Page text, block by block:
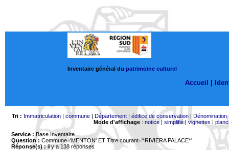
Inventaire général du patrimoine culturel
Accueil |
Tri : Immatriculation| commune| Département| édifice de conservation| Dénomination
Mode d'affichage: notice| simplifié|vignettes |
Service : Base Inventaire
Question : Commune='MENTON' ET Titre courant='*RIVIERA PALACE*'
Réponse(s) :il y a 138 réponses